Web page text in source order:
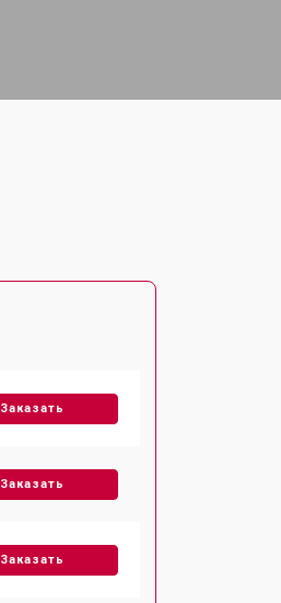
Заказать
Заказать
Заказать